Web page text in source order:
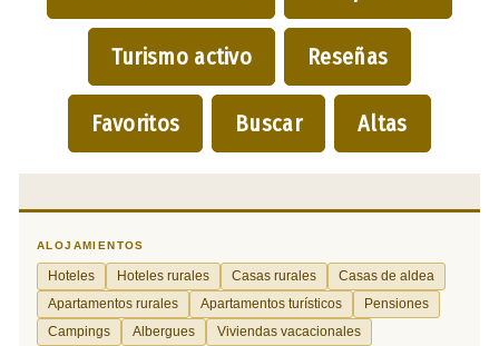
Turismo activo Reseñas
Favoritos Buscar Altas